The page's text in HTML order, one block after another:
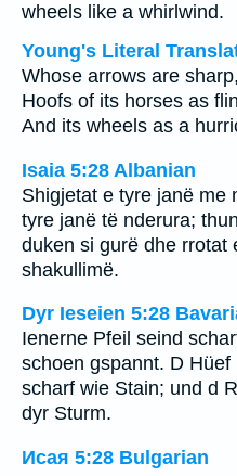
wheels like a whirlwind.
Young's Literal
Whose arrows are
Hoofs of its horses as
And its wheels as a
Isaia 5:28 Albanian
Shigjetat e tyre janë me
tyre janë të nderura;
duken si gurë dhe rrotat
shakullimë.
Dyr Ieseien 5:28
Ienerne Pfeil seind
schoen gspannt. D
scharf wie Stain; und d
dyr Sturm.
Исая 5:28 Bulgarian